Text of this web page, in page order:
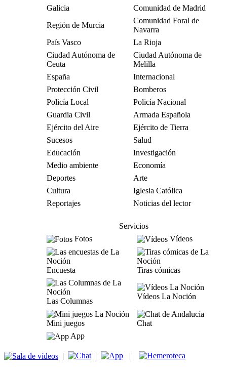
Galicia
Comunidad de Madrid
Región de Murcia
Comunidad Foral de
Navarra
País Vasco
La Rioja
Ciudad Autónoma de
Ceuta
Ciudad Autónoma de
Melilla
España
Internacional
Protección Civil
Bomberos
Policía Local
Policía Nacional
Guardia Civil
Armada Española
Ejército del Aire
Ejército de Tierra
Sucesos
Salud
Educación
Investigación
Medio ambiente
Economía
Deportes
Arte
Cultura
Iglesia Católica
Reportajes
Noticias del lector
Servicios
Fotos
Vídeos
Encuesta Tiras cómicas
Las Columnas
Vídeos La Noción
Mini juegos
Chat
App
| | |